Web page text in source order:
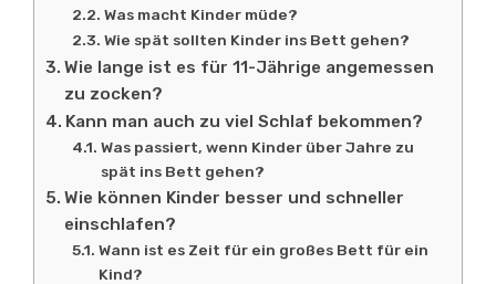
Was macht Kinder müde?
Wie spät sollten Kinder ins Bett gehen?
Wie lange ist es für 11-Jährige angemessen
zu zocken?
Kann man auch zu viel Schlaf bekommen?
Was passiert, wenn Kinder über Jahre zu
spät ins Bett gehen?
Wie können Kinder besser und schneller
einschlafen?
Wann ist es Zeit für ein großes Bett für ein
Kind?